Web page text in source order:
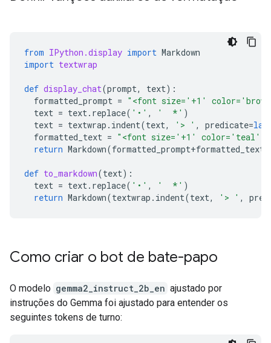
from IPython.display import Markdown
import textwrap
def display_chat(prompt, text):
formatted_prompt = "<font size='+1'
text = text. replace( '•' , '  *' )
text = textwrap . indent(text, '> ' , predicate=
formatted_text = "<font size='+1'
return Markdown(formatted_prompt+formatted_text
def to_markdown(text):
text = text. replace( '•' , '  *' )
return Markdown(textwrap . indent(text, '> ' ,
Como criar o bot de bate-papo
O modelo gemma2_instruct_2b_en ajustado por
instruções do Gemma foi ajustado para entender os
seguintes tokens de turno: